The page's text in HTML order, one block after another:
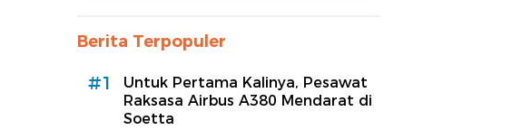
Berita Terpopuler
#1
Untuk Pertama Kalinya, Pesawat
Raksasa Airbus A380 Mendarat di
Soetta